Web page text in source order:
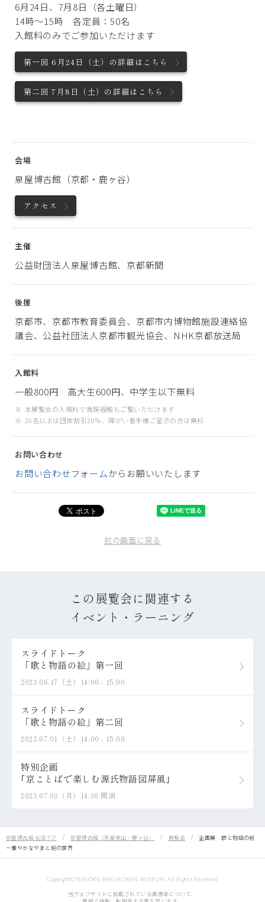
6月24日、7月8日（各土曜日）
14時～15時 各定員：50名
入館料のみでご参加いただけます
第一回 6月24日（土）の詳細はこちら
第二回 7月8日（土）の詳細はこちら
会場
泉屋博古館（京都・鹿ヶ谷）
アクセス
主催
公益財団法人泉屋博古館、京都新聞
後援
京都市、京都市教育委員会、京都市内博物館施設連絡協
議会、公益社団法人京都市観光協会、NHK京都放送局
入館料
一般800円 高大生600円、中学生以下無料
本展覧会の入場料で青銅器館もご覧いただけます
20名以上は団体割引20％、障がい者手帳ご呈示の方は無料
お問い合わせ
お問い合わせフォームからお願いいたします
前の画面に戻る
この展覧会に関連する
イベント・ラーニング
スライドトーク
「歌と物語の絵」第一回
2023.06.17（土）14:00 - 15:00
スライドトーク
「歌と物語の絵」第二回
2023.07.01（土）14:00 - 15:00
特別企画
｢京ことばで楽しむ源氏物語図屏風｣
2023.07.03（月）14:30 開演
泉屋博古館 総合TOP 泉屋博古館（京都東山・鹿ヶ谷） 展覧会
企画展 歌と物語の絵
－雅やかなやまと絵の世界
Copyright© SEN-OKU HAKUKOKAN MUSEUM. All Rights Reserved.
当ウェブサイトに掲載されている画像等について、